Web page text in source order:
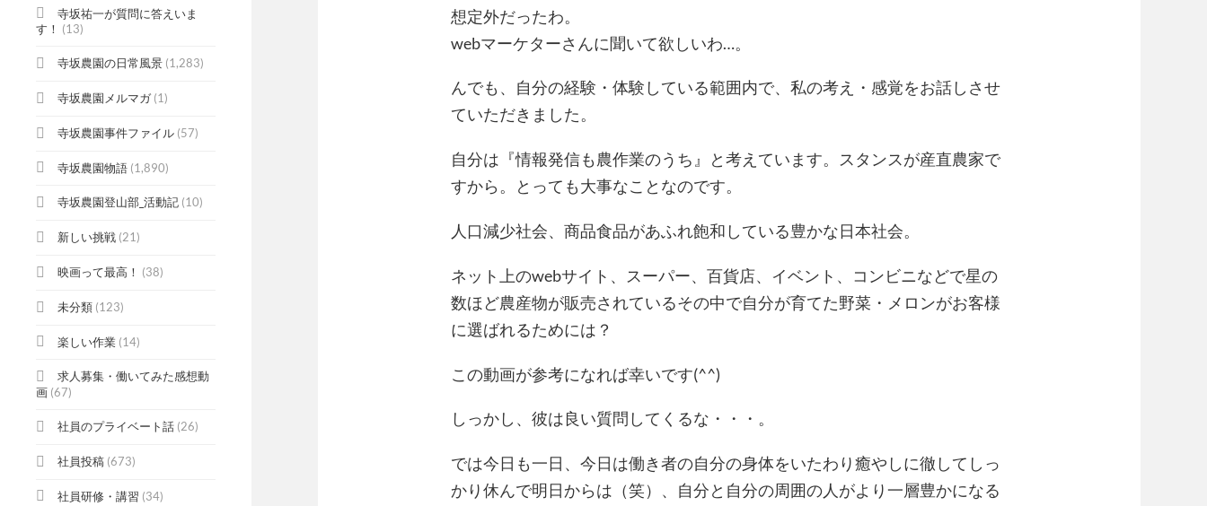
寺坂祐一が質問に答えいま
す！ (13)
寺坂農園の日常風景 (1,283)
寺坂農園メルマガ(1)
寺坂農園事件ファイル (57)
寺坂農園物語 (1,890)
寺坂農園登山部_活動記 (10)
新しい挑戦 (21)
映画って最高！ (38)
未分類 (123)
楽しい作業 (14)
求人募集・働いてみた感想動
画 (67)
社員のプライベート話 (26)
社員投稿 (673)
社員研修・講習 (34)
想定外だったわ。
webマーケターさんに聞いて欲しいわ…。
んでも、自分の経験・体験している範囲内で、私の考え・感覚をお話しさせ
ていただきました。
自分は『情報発信も農作業のうち』と考えています。スタンスが産直農家で
すから。とっても大事なことなのです。
人口減少社会、商品食品があふれ飽和している豊かな日本社会。
ネット上のwebサイト、スーパー、百貨店、イベント、コンビニなどで星の
数ほど農産物が販売されているその中で自分が育てた野菜・メロンがお客様
に選ばれるためには？
この動画が参考になれば幸いです(^^)
しっかし、彼は良い質問してくるな・・・。
では今日も一日、今日は働き者の自分の身体をいたわり癒やしに徹してしっ
かり休んで明日からは（笑）、自分と自分の周囲の人がより一層豊かになる